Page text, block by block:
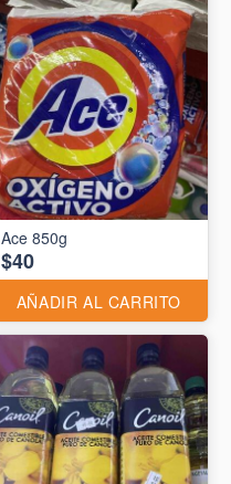
Ace 850g
$40
AÑADIR AL CARRITO